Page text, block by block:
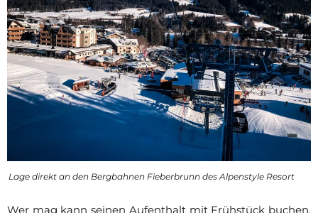
Lage direkt an den Bergbahnen Fieberbrunn des Alpenstyle Resort
Wer mag kann seinen Aufenthalt mit Frühstück buchen,